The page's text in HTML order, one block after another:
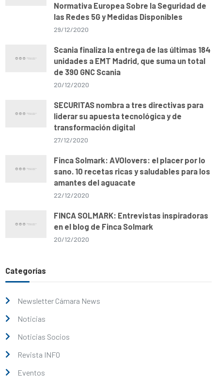
Normativa Europea Sobre la Seguridad de
las Redes 5G y Medidas Disponibles
29/12/2020
Scania finaliza la entrega de las últimas 184
unidades a EMT Madrid, que suma un total
de 390 GNC Scania
20/12/2020
SECURITAS nombra a tres directivas para
liderar su apuesta tecnológica y de
transformación digital
27/12/2020
Finca Solmark: AVOlovers: el placer por lo
sano. 10 recetas ricas y saludables para los
amantes del aguacate
22/12/2020
FINCA SOLMARK: Entrevistas inspiradoras
en el blog de Finca Solmark
20/12/2020
Categorías
Newsletter Cámara News
Noticias
Noticias Socios
Revista INFO
Eventos